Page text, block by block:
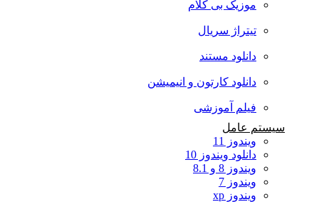
موزیک بی کلام
تیتراژ سریال
دانلود مستند
دانلود کارتون و انیمیشن
فیلم آموزشی
سیستم عامل
ویندوز 11
دانلود ویندوز 10
ویندوز 8 و 8.1
ویندوز 7
ویندوز xp